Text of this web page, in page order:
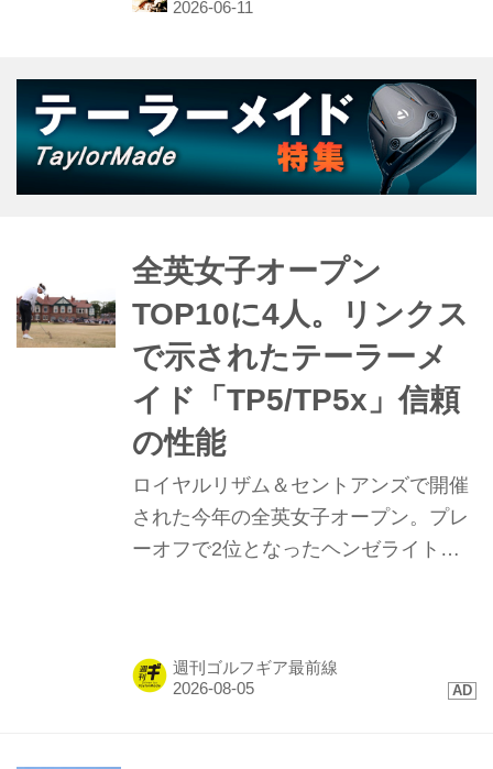
今回はその続きで、フォレスト南関ゴ
攻略したお話です。
全英女子オープン
TOP10に4人。リンクス
で示されたテーラーメ
イド「TP5/TP5x」信頼
の性能
ロイヤルリザム＆セントアンズで開催
された今年の全英女子オープン。プレ
ーオフで2位となったヘンゼライトを
ンで発揮された、縦距離の精度と最新
週刊ゴルフギア最前線